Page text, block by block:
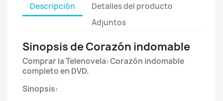
Descripción
Detalles del producto
Adjuntos
Sinopsis de Corazón indomable
Comprar la Telenovela: Corazón indomable
completo en DVD.
Sinopsis: